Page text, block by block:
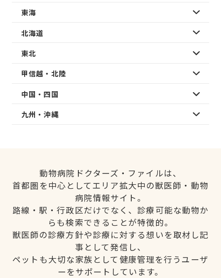
東海
北海道
東北
甲信越・北陸
中国・四国
九州・沖縄
動物病院ドクターズ・ファイルは、
首都圏を中心としてエリア拡大中の獣医師・動物
病院情報サイト。
路線・駅・行政区だけでなく、診療可能な動物か
らも検索できることが特徴的。
獣医師の診療方針や診療に対する想いを取材し記
事として発信し、
ペットも大切な家族として健康管理を行うユーザ
ーをサポートしています。